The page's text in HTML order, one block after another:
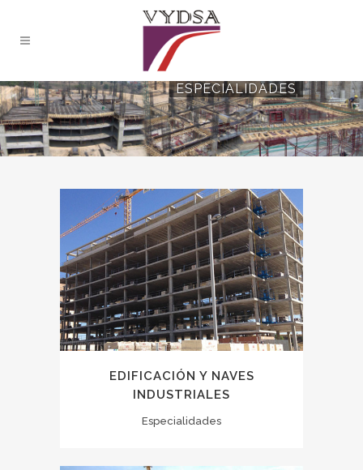
ESPECIALIDADES
EDIFICACIÓN Y NAVES
INDUSTRIALES
Especialidades